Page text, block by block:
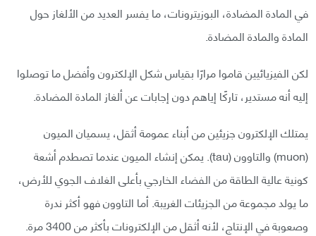
في المادة المضادة، البوزيترونات، ما يفسر العديد من الألغاز حول
المادة والمادة المضادة.
لكن الفيزيائيين قاموا مرارًا بقياس شكل الإلكترون وأفضل ما توصلوا
إليه أنه مستدير، تاركًا إياهم دون إجابات عن ألغاز المادة المضادة.
يمتلك الإلكترون جزيئين من أبناء عمومة أثقل، يسميان الميون
(muon) والتاوون (tau). يمكن إنشاء الميون عندما تصطدم أشعة
كونية عالية الطاقة من الفضاء الخارجي بأعلى الغلاف الجوي للأرض،
ما يولد مجموعة من الجزيئات الغريبة. أما التاوون فهو أكثر ندرة
وصعوبة في الإنتاج، لأنه أثقل من الإلكترونات بأكثر من 3400 مرة.